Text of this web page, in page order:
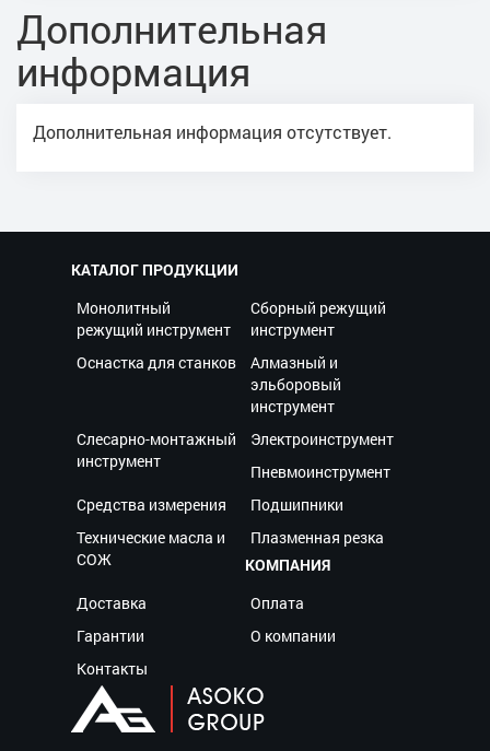
Дополнительная
информация
Дополнительная информация отсутствует.
КАТАЛОГ ПРОДУКЦИИ
Монолитный
режущий инструмент
Сборный режущий
инструмент
Оснастка для станков
Алмазный и
эльборовый
инструмент
Слесарно-монтажный
инструмент
Электроинструмент
Пневмоинструмент
Средства измерения
Подшипники
Технические масла и
СОЖ
Плазменная резка
КОМПАНИЯ
Доставка
Оплата
Гарантии
О компании
Контакты